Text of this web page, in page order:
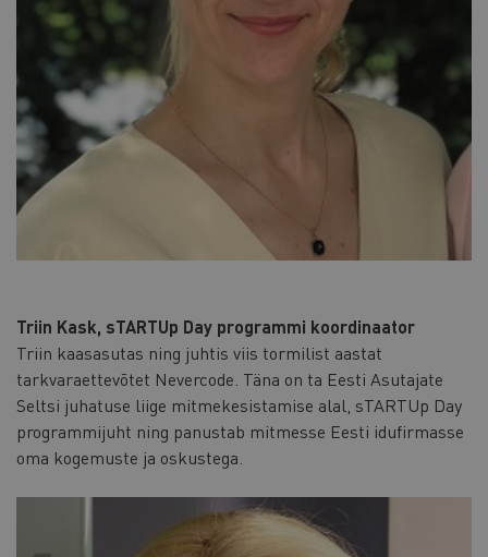
Triin Kask, sTARTUp Day programmi koordinaator
Triin kaasasutas ning juhtis viis tormilist aastat
tarkvaraettevõtet Nevercode. Täna on ta Eesti Asutajate
Seltsi juhatuse liige mitmekesistamise alal, sTARTUp Day
programmijuht ning panustab mitmesse Eesti idufirmasse
oma kogemuste ja oskustega.